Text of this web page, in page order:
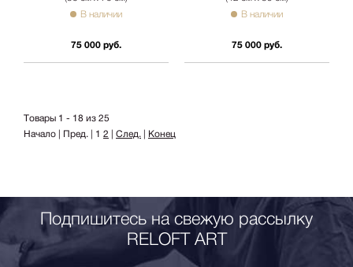
В наличии
75 000 руб.
В наличии
75 000 руб.
Товары 1 - 18 из 25
Начало | Пред. | 1 2 След. Конец
Подпишитесь на свежую рассылку
RELOFT ART